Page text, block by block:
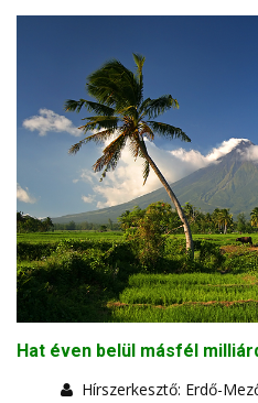
Hat éven belül másfél
Hírszerkesztő: Erdő-